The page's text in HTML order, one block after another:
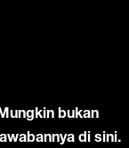
bukan
di sini.